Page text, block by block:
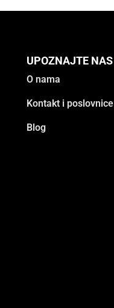
UPOZNAJTE NAS
O nama
Kontakt i poslovnice
Blog